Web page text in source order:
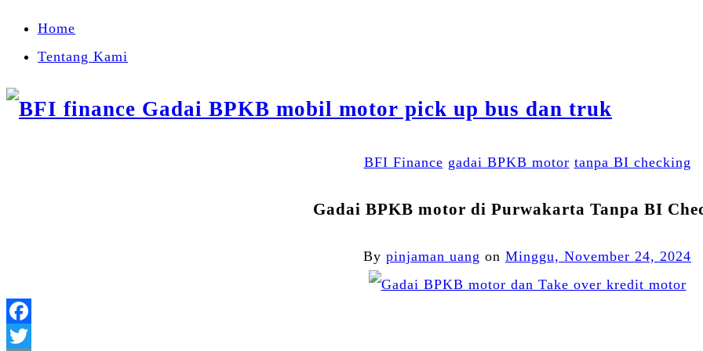
Home
Tentang Kami
BFI Finance gadai BPKB motor tanpa BI checking
Gadai BPKB motor di Purwakarta Tanpa BI
By pinjaman uang on Minggu, November 24, 2024